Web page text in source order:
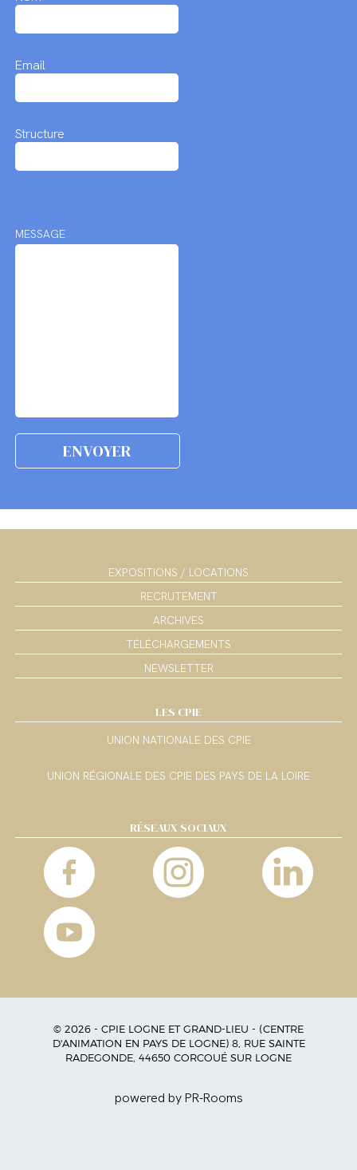
Email
Structure
MESSAGE
EXPOSITIONS / LOCATIONS
RECRUTEMENT
ARCHIVES
TÉLÉCHARGEMENTS
NEWSLETTER
LES CPIE
UNION NATIONALE DES CPIE
UNION RÉGIONALE DES CPIE DES PAYS DE LA LOIRE
RÉSEAUX SOCIAUX
© 2026 - CPIE LOGNE ET GRAND-LIEU - (CENTRE
D'ANIMATION EN PAYS DE LOGNE) 8, RUE SAINTE
RADEGONDE, 44650 CORCOUÉ SUR LOGNE
powered by PR-Rooms